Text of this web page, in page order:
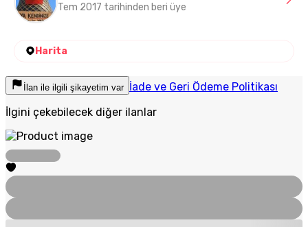
Tem 2017 tarihinden beri üye
Harita
İlan ile ilgili şikayetim var İade ve Geri Ödeme Politikası
İlgini çekebilecek diğer ilanlar